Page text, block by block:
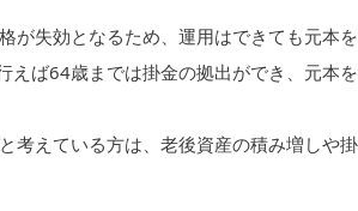
が失効となるため、運用はできても元本
ば64歳までは掛金の拠出ができ、元本
考えている方は、老後資産の積み増しや